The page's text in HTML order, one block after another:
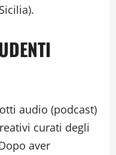
audio (podcast)
curati degli
aver